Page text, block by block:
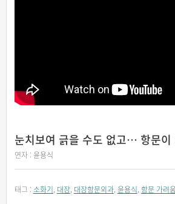
눈치보여 긁을 수도 없고… 항문이
연자 : 윤용식
태그 : 소화기, 대장, 대장항문외과, 윤용식, 항문 가려